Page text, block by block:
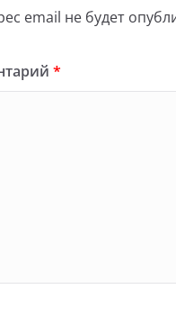
email не будет
*